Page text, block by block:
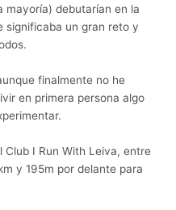
mayoría) debutarían en la
significaba un gran reto y
finalmente no he
en primera persona algo
Club I Run With Leiva, entre
y 195m por delante para